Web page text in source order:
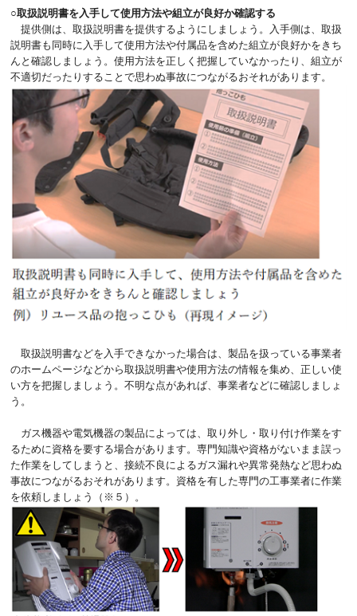
○取扱説明書を入手して使用方法や組立が良好か確認する
提供側は、取扱説明書を提供するようにしましょう。入手側は、取扱
説明書も同時に入手して使用方法や付属品を含めた組立が良好かをきち
んと確認しましょう。使用方法を正しく把握していなかったり、組立が
不適切だったりすることで思わぬ事故につながるおそれがあります。
取扱説明書などを入手できなかった場合は、製品を扱っている事業者
のホームページなどから取扱説明書や使用方法の情報を集め、正しい使
い方を把握しましょう。不明な点があれば、事業者などに確認しましょ
う。
ガス機器や電気機器の製品によっては、取り外し・取り付け作業をす
るために資格を要する場合があります。専門知識や資格がないまま誤っ
た作業をしてしまうと、接続不良によるガス漏れや異常発熱など思わぬ
事故につながるおそれがあります。資格を有した専門の工事業者に作業
を依頼しましょう（※５）。